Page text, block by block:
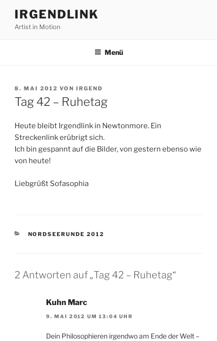
Inhalt
springen
IRGENDLINK
Artist in Motion
Menü
VERÖFFENTLICHT
AM
8. MAI 2012 VON IRGEND
Tag 42 – Ruhetag
Heute bleibt Irgendlink in Newtonmore. Ein
Streckenlink erübrigt sich.
Ich bin gespannt auf die Bilder, von gestern ebenso wie
von heute!
Liebgrüßt Sofasophia
KATEGORIEN
NORDSEERUNDE 2012
2 Antworten auf „Tag 42 – Ruhetag“
Kuhn Marc
9. MAI 2012 UM 13:04 UHR
Dein Philosophieren irgendwo am Ende der Welt –